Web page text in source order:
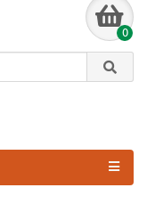
0